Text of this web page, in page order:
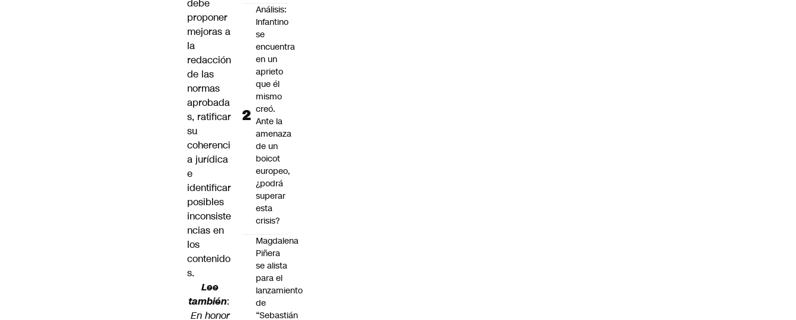
debe
proponer
mejoras a
la
redacción
de las
normas
aprobada
s, ratificar
su
coherenci
a jurídica
e
identificar
posibles
inconsiste
ncias en
los
contenido
s.
Lee
también:
En honor
Análisis:
Infantino
se
encuentra
en un
aprieto
que él
mismo
creó.
Ante la
amenaza
de un
boicot
europeo,
¿podrá
superar
esta
crisis?
Magdalena
Piñera
se alista
para el
lanzamiento
de
“Sebastián